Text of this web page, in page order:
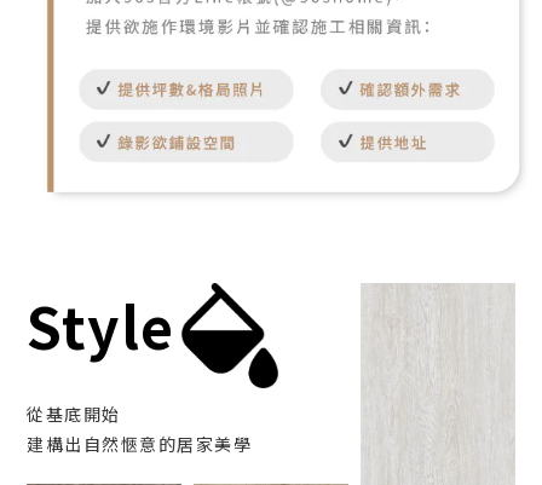
Style
從基底開始
建構出自然愜意的居家美學